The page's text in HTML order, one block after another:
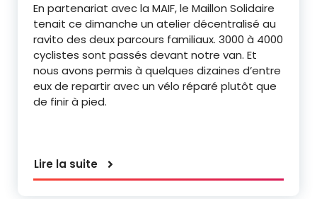
En partenariat avec la MAIF, le Maillon Solidaire
tenait ce dimanche un atelier décentralisé au
ravito des deux parcours familiaux. 3000 à 4000
cyclistes sont passés devant notre van. Et
nous avons permis à quelques dizaines d’entre
eux de repartir avec un vélo réparé plutôt que
de finir à pied.
Lire la suite